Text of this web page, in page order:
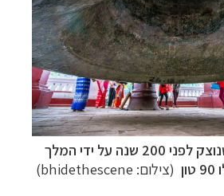
הפעמון הענק, שנוצק לפני 200 שנה על ידי המלך
(צילום: bhidethescene)
למזרח הרחוק לחצו לרשימת יעדים »
טיולים לפולינזיה הצרפתיתלחצו לפרטים »